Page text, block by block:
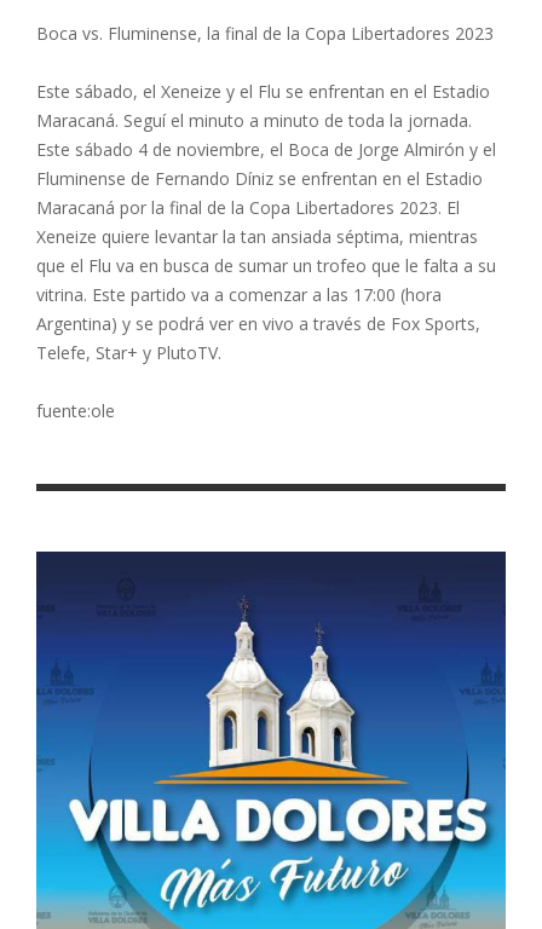
Boca vs. Fluminense, la final de la Copa Libertadores 2023
Este sábado, el Xeneize y el Flu se enfrentan en el Estadio
Maracaná. Seguí el minuto a minuto de toda la jornada.
Este sábado 4 de noviembre, el Boca de Jorge Almirón y el
Fluminense de Fernando Díniz se enfrentan en el Estadio
Maracaná por la final de la Copa Libertadores 2023. El
Xeneize quiere levantar la tan ansiada séptima, mientras
que el Flu va en busca de sumar un trofeo que le falta a su
vitrina. Este partido va a comenzar a las 17:00 (hora
Argentina) y se podrá ver en vivo a través de Fox Sports,
Telefe, Star+ y PlutoTV.
fuente:ole